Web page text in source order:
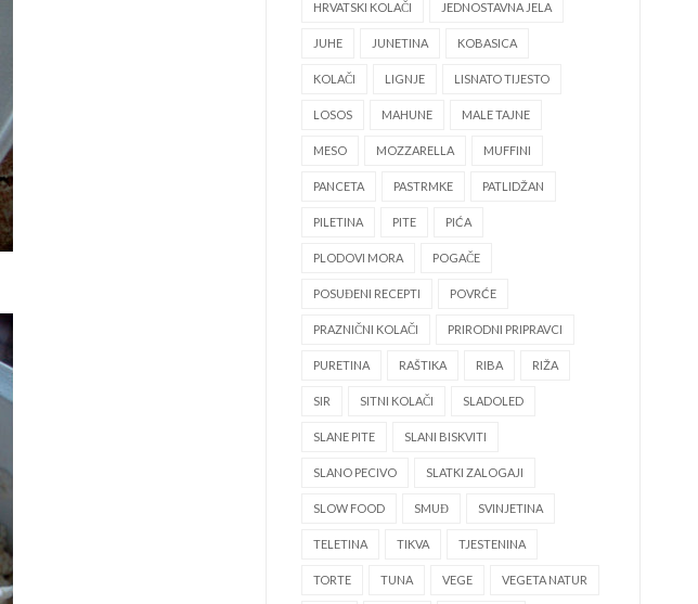
HRVATSKI KOLAČI JEDNOSTAVNA JELA
JUHE JUNETINA KOBASICA
KOLAČI LIGNJE LISNATO TIJESTO
LOSOS MAHUNE MALE TAJNE
MESO MOZZARELLA MUFFINI
PANCETA PASTRMKE PATLIDŽAN
PILETINA PITE PIĆA
PLODOVI MORA POGAČE
POSUĐENI RECEPTI POVRĆE
PRAZNIČNI KOLAČI PRIRODNI PRIPRAVCI
PURETINA RAŠTIKA RIBA RIŽA
SIR SITNI KOLAČI SLADOLED
SLANE PITE SLANI BISKVITI
SLANO PECIVO SLATKI ZALOGAJI
SLOW FOOD SMUĐ SVINJETINA
TELETINA TIKVA TJESTENINA
TORTE TUNA VEGE VEGETA NATUR